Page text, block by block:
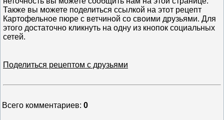
Также вы можете поделиться ссылкой на этот рецепт
Картофельное пюре с ветчиной со своими друзьями. Для
этого достаточно кликнуть на одну из кнопок социальных
сетей.
Поделиться рецептом с друзьями
Всего комментариев: 0